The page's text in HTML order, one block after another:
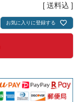
送料込
お気に入りに登録する